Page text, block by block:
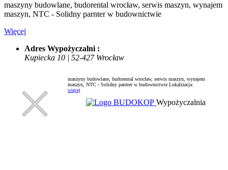
maszyny budowlane, budorental wrocław, serwis maszyn, wynajem
maszyn, NTC - Solidny parnter w budownictwie
Więcej
Adres Wypożyczalni :
Kupiecka 10 | 52-427 Wrocław
maszyny budowlane, budorental wrocław, serwis maszyn, wynajem
maszyn, NTC - Solidny parnter w budownictwie Lokalizacja:
więcej
Wypożyczalnia